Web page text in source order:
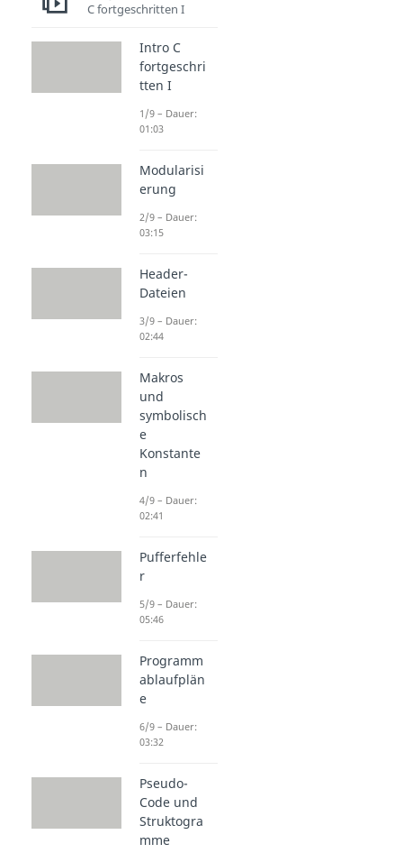
C fortgeschritten I
Intro C
fortgeschri
tten I
1/9 – Dauer:
01:03
Modularisi
erung
2/9 – Dauer:
03:15
Header-
Dateien
3/9 – Dauer:
02:44
Makros
und
symbolisch
e
Konstante
n
4/9 – Dauer:
02:41
Pufferfehle
r
5/9 – Dauer:
05:46
Programm
ablaufplän
e
6/9 – Dauer:
03:32
Pseudo-
Code und
Struktogra
mme